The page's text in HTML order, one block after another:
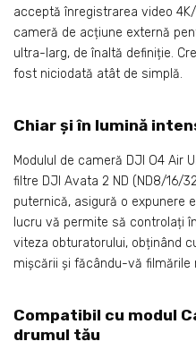
acceptă înregistrarea video
cameră de acțiune externă
ultra-larg, de înaltă definiție.
fost niciodată atât de simplă.
Chiar și în lumină
Modulul de cameră DJI O4 Air
filtre DJI Avata 2 ND (ND8/16/
puternică, asigură o expunere
lucru vă permite să controlați
viteza obturatorului, obținând
mișcării și făcându-vă filmările
Compatibil cu modul
drumul tău